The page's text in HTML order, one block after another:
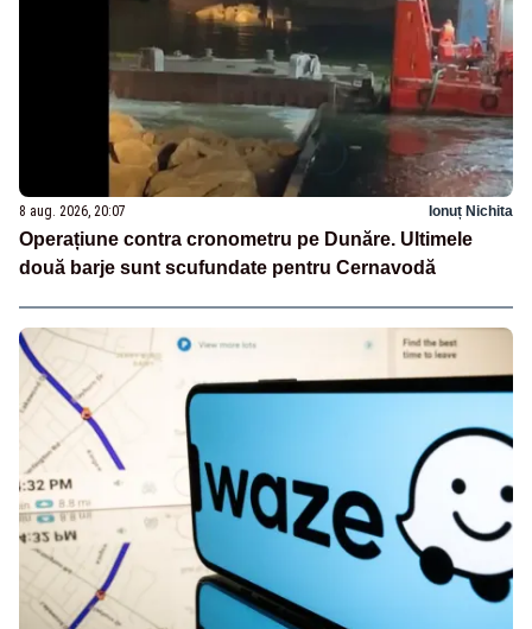
8 aug. 2026, 20:07 Ionuț Nichita
Operațiune contra cronometru pe Dunăre. Ultimele
două barje sunt scufundate pentru Cernavodă